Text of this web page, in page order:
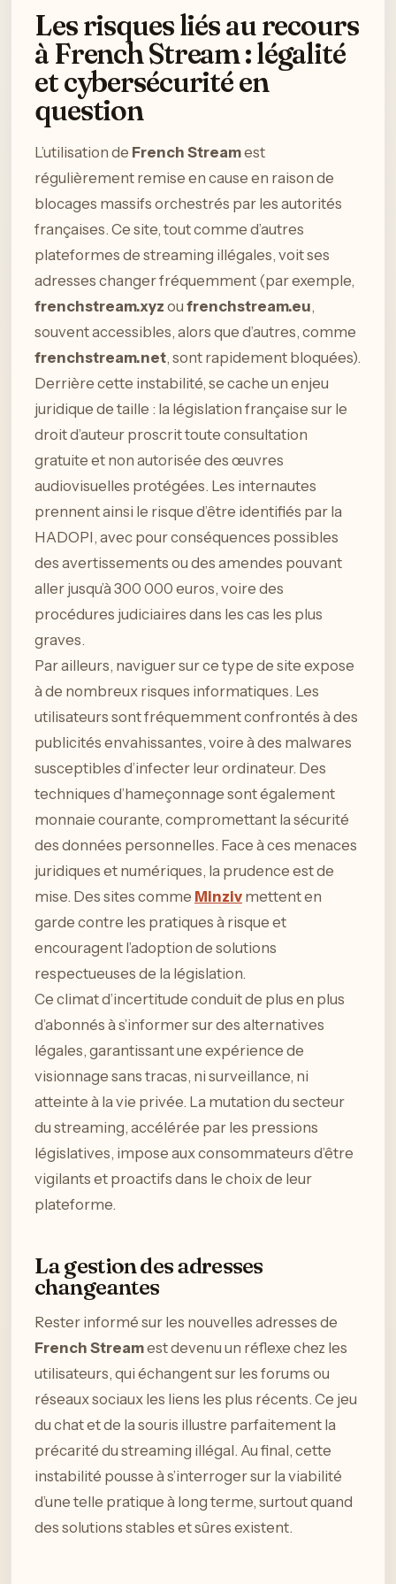
Les risques liés au recours
à French Stream : légalité
et cybersécurité en
question
L’utilisation de French Streamest
régulièrement remise en cause en raison de
blocages massifs orchestrés par les autorités
françaises. Ce site, tout comme d’autres
plateformes de streaming illégales, voit ses
adresses changer fréquemment (par exemple,
frenchstream.xyz ou frenchstream.eu,
souvent accessibles, alors que d’autres, comme
frenchstream.net, sont rapidement bloquées).
Derrière cette instabilité, se cache un enjeu
juridique de taille : la législation française sur le
droit d’auteur proscrit toute consultation
gratuite et non autorisée des œuvres
audiovisuelles protégées. Les internautes
prennent ainsi le risque d’être identifiés par la
HADOPI, avec pour conséquences possibles
des avertissements ou des amendes pouvant
aller jusqu’à 300 000 euros, voire des
procédures judiciaires dans les cas les plus
graves.
Par ailleurs, naviguer sur ce type de site expose
à de nombreux risques informatiques. Les
utilisateurs sont fréquemment confrontés à des
publicités envahissantes, voire à des malwares
susceptibles d’infecter leur ordinateur. Des
techniques d’hameçonnage sont également
monnaie courante, compromettant la sécurité
des données personnelles. Face à ces menaces
juridiques et numériques, la prudence est de
mise. Des sites comme Minziv mettent en
garde contre les pratiques à risque et
encouragent l’adoption de solutions
respectueuses de la législation.
Ce climat d’incertitude conduit de plus en plus
d’abonnés à s’informer sur des alternatives
légales, garantissant une expérience de
visionnage sans tracas, ni surveillance, ni
atteinte à la vie privée. La mutation du secteur
du streaming, accélérée par les pressions
législatives, impose aux consommateurs d’être
vigilants et proactifs dans le choix de leur
plateforme.
La gestion des adresses
changeantes
Rester informé sur les nouvelles adresses de
French Streamest devenu un réflexe chez les
utilisateurs, qui échangent sur les forums ou
réseaux sociaux les liens les plus récents. Ce jeu
du chat et de la souris illustre parfaitement la
précarité du streaming illégal. Au final, cette
instabilité pousse à s’interroger sur la viabilité
d’une telle pratique à long terme, surtout quand
des solutions stables et sûres existent.